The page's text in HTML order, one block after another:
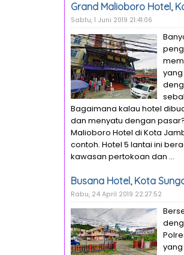
Grand Malioboro Hotel,
Sabtu, 1 Juni 2019 21:41:06
Bagaimana kalau hotel
dan menyatu dengan
Malioboro Hotel di Kota
contoh. Hotel 5 lantai ini
kawasan pertokoan dan ...
Busana Hotel, Kota
Rabu, 24 April 2019 22:27:52